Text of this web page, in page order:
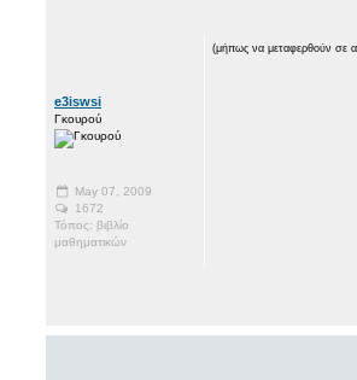
e3iswsi
Γκουρού
May 07, 2009
1672
Τόπος: βιβλίο
μαθηματικών
(μήπως να μεταφερθούν σε